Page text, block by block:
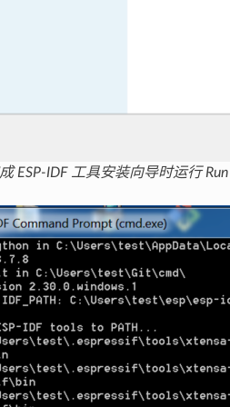
ESP-IDF 工具安装向导时运行 Run